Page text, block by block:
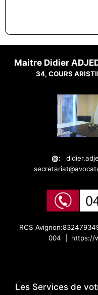
Maitre Didier
34, COURS
@:
RCS
004 | https://
Les Services de